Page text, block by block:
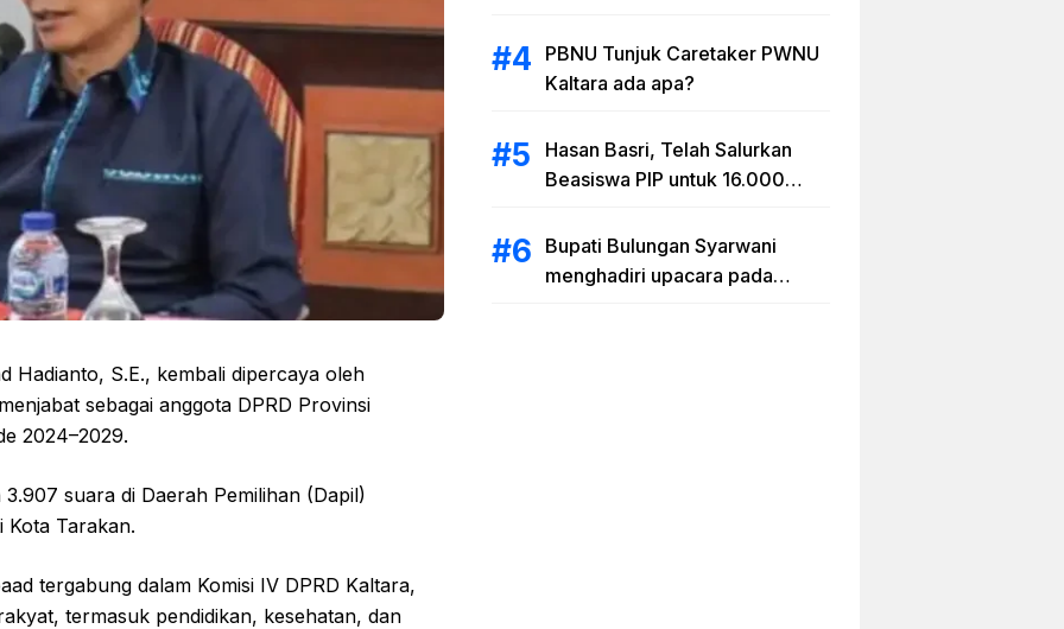
Hadianto, S.E., kembali dipercaya oleh
sebagai anggota DPRD Provinsi
2024–2029.
suara di Daerah Pemilihan (Dapil)
Kota Tarakan.
tergabung dalam Komisi IV DPRD Kaltara,
termasuk pendidikan, kesehatan, dan
sesuai RAB
PBNU Tunjuk Caretaker PWNU
Kaltara ada apa?
Hasan Basri, Telah Salurkan
Beasiswa PIP untuk 16.000
Bupati Bulungan Syarwani
menghadiri upacara pada